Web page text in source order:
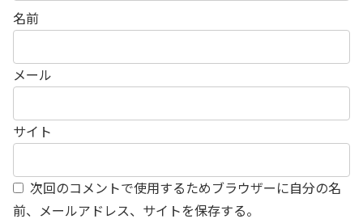
名前
メール
サイト
次回のコメントで使用するためブラウザーに自分の名
前、メールアドレス、サイトを保存する。